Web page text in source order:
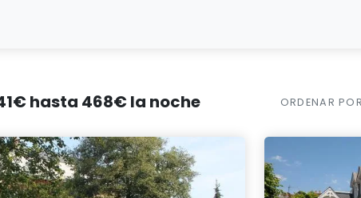
hasta 468€ la noche ORDENAR POR